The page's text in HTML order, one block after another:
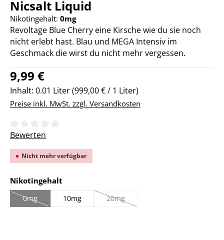
Nicsalt Liquid
Nikotingehalt: 0mg
Revoltage Blue Cherry eine Kirsche wie du sie noch
nicht erlebt hast. Blau und MEGA Intensiv im
Geschmack die wirst du nicht mehr vergessen.
Regulärer Preis:
9,99 €
Inhalt: 0.01 Liter(999,00 € / 1 Liter)
Preise inkl. MwSt. zzgl. Versandkosten
Durchschnittliche Bewertung von 0 von 5 Sternen
Bewerten
Nicht mehr verfügbar
Nikotingehalt
0mg
(Diese Option ist zurzeit nicht verfügbar.)
10mg 20mg
(Diese Option ist zurzeit nicht